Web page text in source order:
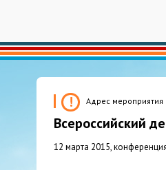
Адрес
Всероссийский
12 марта 2015,